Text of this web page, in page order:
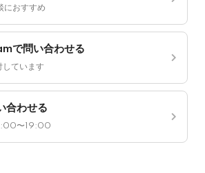
におすすめ
で問い合わせる
しています
合わせる
〜19:00